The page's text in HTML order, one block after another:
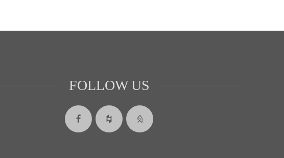
FOLLOW US